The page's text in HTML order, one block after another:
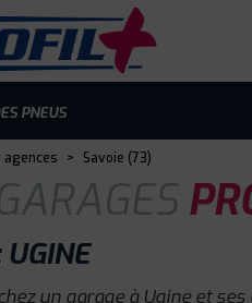
PNEUS
agences > Savoie (73)
UGINE
un garage à Ugine et